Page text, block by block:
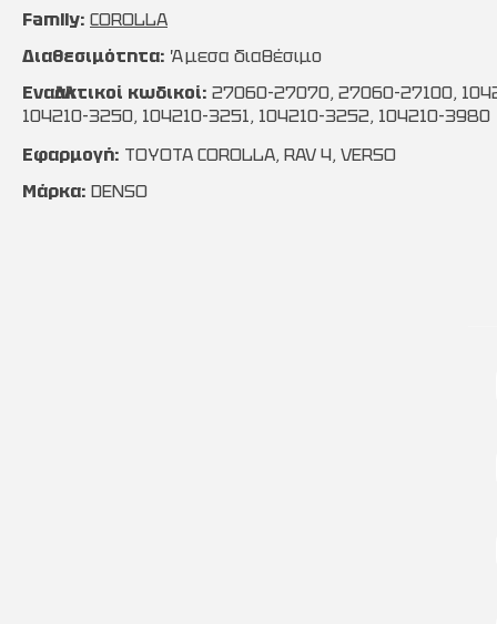
Family: COROLLA
Διαθεσιμότητα: Άμεσα διαθέσιμο
Εναλλακτικοί κωδικοί: 27060-27070, 27060-27100,
104210-3250, 104210-3251, 104210-3252, 104210-3980
Εφαρμογή: TOYOTA COROLLA, RAV 4, VERSO
Μάρκα: DENSO